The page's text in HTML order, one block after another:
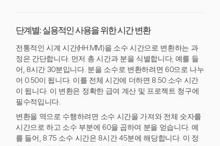
단계별: 실용적인 사용을 위한 시간 변환
전통적인 시계 시간(HH:MM)을 소수 시간으로 변환하는 과
정은 간단합니다. 먼저 총 시간과 분을 식별합니다; 예를 들
어, 8시간 30분입니다. 분을 소수로 변환하려면 60으로 나누
어 0.50이 됩니다. 이를 전체 시간에 더하면 8.50 소수 시간
이 됩니다. 이 변환은 정확한 급여 계산 및 프로젝트 청구에
필수적입니다.
변환을 역으로 수행하려면 소수 시간을 가져와 전체 숫자를
시간으로 하고 소수 부분에 60을 곱하여 분을 얻습니다. 예
를 들어, 8.75 소수 시간은 8시간 45분에 해당합니다. 이 정